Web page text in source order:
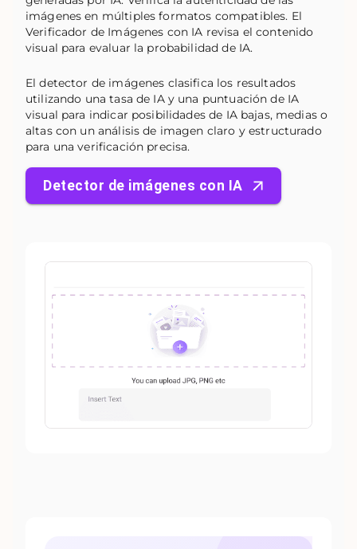
imágenes en múltiples formatos compatibles. El
Verificador de Imágenes con IA revisa el contenido
visual para evaluar la probabilidad de IA.
El detector de imágenes clasifica los resultados
utilizando una tasa de IA y una puntuación de IA
visual para indicar posibilidades de IA bajas, medias o
altas con un análisis de imagen claro y estructurado
para una verificación precisa.
Detector de imágenes con IA